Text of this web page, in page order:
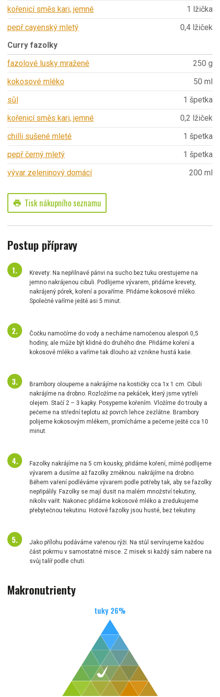
kořenicí směs kari, jemné
1 lžička
pepř cayenský mletý
0,4 lžiček
Curry fazolky
fazolové lusky mražené
250 g
kokosové mléko
50 ml
sůl
1 špetka
kořenicí směs kari, jemné
0,2 lžiček
chilli sušené mleté
1 špetka
pepř černý mletý
1 špetka
vývar zeleninový domácí
200 ml
print Tisk nákupního seznamu
Postup přípravy
Krevety: Na nepřilnavé pánvi na sucho bez tuku orestujeme na
jemno nakrájenou cibuli. Podlijeme vývarem, přidáme krevety,
nakrájený pórek, koření a povaříme. Přidáme kokosové mléko.
Společně vaříme ještě asi 5 minut.
Čočku namočíme do vody a necháme namočenou alespoň 0,5
hodiny, ale může být klidně do druhého dne. Přidáme koření a
kokosové mléko a vaříme tak dlouho až vznikne hustá kaše.
Brambory oloupeme a nakrájíme na kostičky cca 1x 1 cm. Cibuli
nakrájíme na drobno. Rozložíme na pekáček, který jsme vytřeli
olejem. Stačí 2 – 3 kapky. Posypeme kořením. Vložíme do trouby a
pečeme na střední teplotu až povrch lehce zezlátne. Brambory
polijeme kokosovým mlékem, promícháme a pečeme ještě cca 10
minut.
Fazolky nakrájíme na 5 cm kousky, přidáme koření, mírně podlijeme
vývarem a dusíme až fazolky změknou. nakrájíme na drobno.
Během vaření podléváme vývarem podle potřeby tak, aby se fazolky
nepřipálily. Fazolky se mají dusit na malém množství tekutiny,
nikoliv vařit. Nakonec přidáme kokosové mléko a zredukujeme
přebytečnou tekutinu. Hotové fazolky jsou husté, bez tekutiny.
Jako přílohu podáváme vařenou rýži. Na stůl servírujeme každou
část pokrmu v samostatné misce. Z misek si každý sám nabere na
svůj talíř podle chuti.
Makronutrienty
tuky 26%